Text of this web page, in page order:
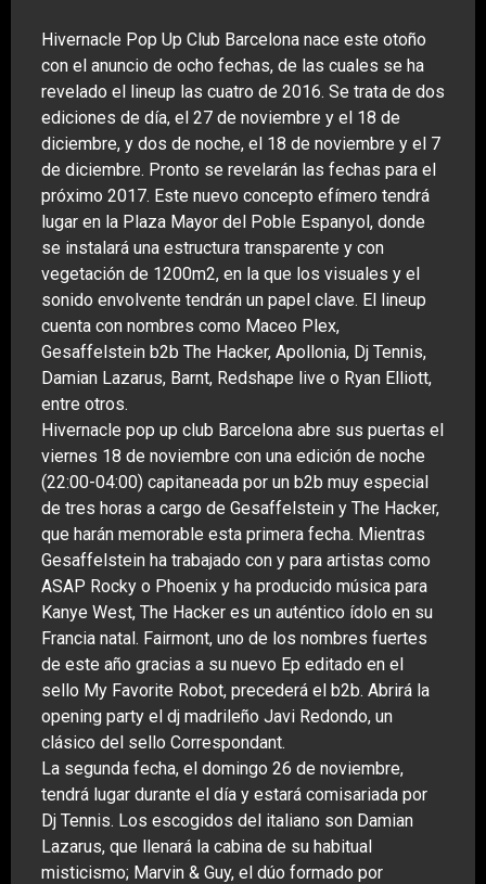
Hivernacle Pop Up Club Barcelona nace este otoño
con el anuncio de ocho fechas, de las cuales se ha
revelado el lineup las cuatro de 2016. Se trata de dos
ediciones de día, el 27 de noviembre y el 18 de
diciembre, y dos de noche, el 18 de noviembre y el 7
de diciembre. Pronto se revelarán las fechas para el
próximo 2017. Este nuevo concepto efímero tendrá
lugar en la Plaza Mayor del Poble Espanyol, donde
se instalará una estructura transparente y con
vegetación de 1200m2, en la que los visuales y el
sonido envolvente tendrán un papel clave. El lineup
cuenta con nombres como Maceo Plex,
Gesaffelstein b2b The Hacker, Apollonia, Dj Tennis,
Damian Lazarus, Barnt, Redshape live o Ryan Elliott,
entre otros.
Hivernacle pop up club Barcelona abre sus puertas el
viernes 18 de noviembre con una edición de noche
(22:00-04:00) capitaneada por un b2b muy especial
de tres horas a cargo de Gesaffelstein y The Hacker,
que harán memorable esta primera fecha. Mientras
Gesaffelstein ha trabajado con y para artistas como
ASAP Rocky o Phoenix y ha producido música para
Kanye West, The Hacker es un auténtico ídolo en su
Francia natal. Fairmont, uno de los nombres fuertes
de este año gracias a su nuevo Ep editado en el
sello My Favorite Robot, precederá el b2b. Abrirá la
opening party el dj madrileño Javi Redondo, un
clásico del sello Correspondant.
La segunda fecha, el domingo 26 de noviembre,
tendrá lugar durante el día y estará comisariada por
Dj Tennis. Los escogidos del italiano son Damian
Lazarus, que llenará la cabina de su habitual
misticismo; Marvin & Guy, el dúo formado por